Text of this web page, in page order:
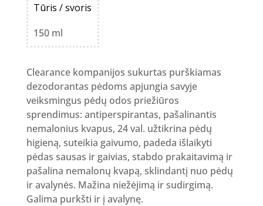
Tūris / svoris
150 ml
Clearance kompanijos sukurtas purškiamas
dezodorantas pėdoms apjungia savyje
veiksmingus pėdų odos priežiūros
sprendimus: antiperspirantas, pašalinantis
nemalonius kvapus, 24 val. užtikrina pėdų
higieną, suteikia gaivumo, padeda išlaikyti
pėdas sausas ir gaivias, stabdo prakaitavimą ir
pašalina nemalonų kvapą, sklindantį nuo pėdų
ir avalynės. Mažina niežėjimą ir sudirgimą.
Galima purkšti ir į avalynę.